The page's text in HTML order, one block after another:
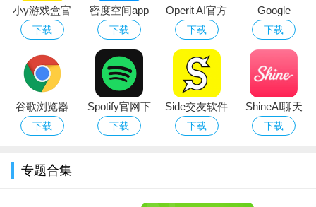
小y游戏盒官
方正版下载手
下载
密度空间app
官方下载安装
最新版2025
下载
Operit AI官方
下载安卓最新
版
下载
Google
Chrome浏览
器安卓版下载
2026最新版浏
览器
下载
谷歌浏览器
app安卓官方
下载
Spotify官网下
载手机版最新
下载
Side交友软件
下载官方最新
下载
ShineAI聊天
下载官方安卓
下载
专题合集